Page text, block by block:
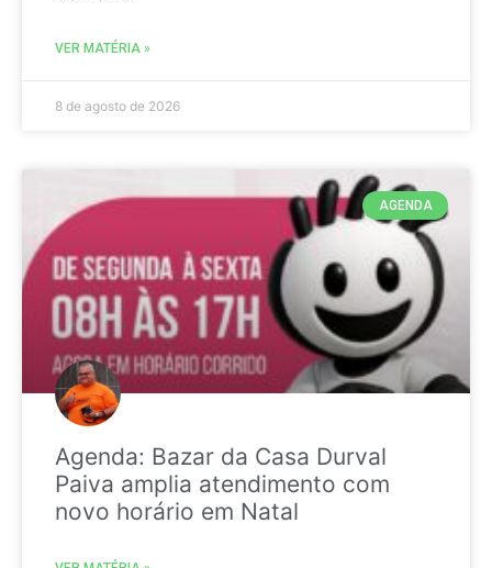
VER MATÉRIA »
8 de agosto de 2026
AGENDA
Agenda: Bazar da Casa Durval
Paiva amplia atendimento com
novo horário em Natal